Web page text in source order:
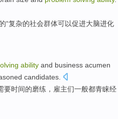
“复杂的社会群体可以促进大脑进化
ability and business acumen
candidates
要时间的磨练 ， 雇主们一般都青睐经